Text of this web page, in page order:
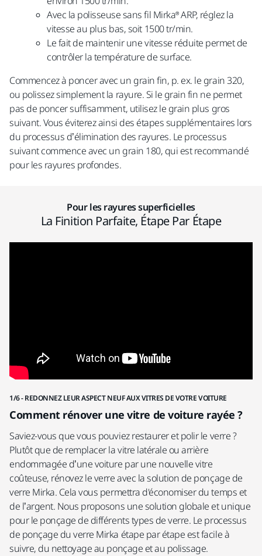
Avec la polisseuse sans fil Mirka® ARP, réglez la
vitesse au plus bas, soit 1500 tr/min.
Le fait de maintenir une vitesse réduite permet de
contrôler la température de surface.
Commencez à poncer avec un grain fin, p. ex. le grain 320,
ou polissez simplement la rayure. Si le grain fin ne permet
pas de poncer suffisamment, utilisez le grain plus gros
suivant. Vous éviterez ainsi des étapes supplémentaires lors
du processus d’élimination des rayures. Le processus
suivant commence avec un grain 180, qui est recommandé
pour les rayures profondes.
Pour les rayures superficielles
La Finition Parfaite, Étape Par Étape
1/6 - REDONNEZ LEUR ASPECT NEUF AUX VITRES DE VOTRE VOITURE
Comment rénover une vitre de voiture rayée ?
Saviez-vous que vous pouviez restaurer et polir le verre ?
Plutôt que de remplacer la vitre latérale ou arrière
endommagée d’une voiture par une nouvelle vitre
coûteuse, rénovez le verre avec la solution de ponçage de
verre Mirka. Cela vous permettra d'économiser du temps et
de l’argent. Nous proposons une solution globale et unique
pour le ponçage de différents types de verre. Le processus
de ponçage du verre Mirka étape par étape est facile à
suivre, du nettoyage au ponçage et au polissage.